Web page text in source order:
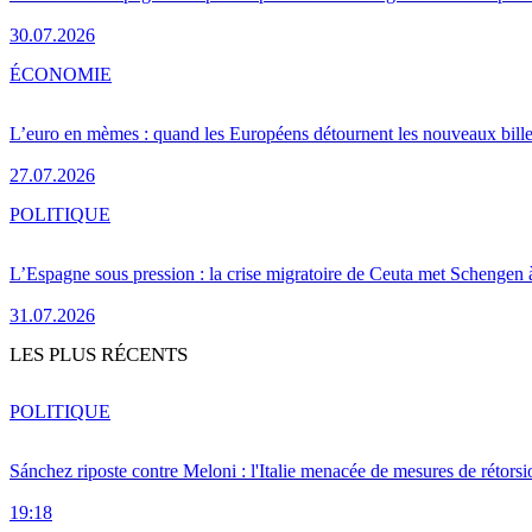
30.07.2026
L’euro en mèmes : quand les Européens détournent les nouveaux
27.07.2026
ÉCONOMIE
L’Espagne sous pression : la crise migratoire de Ceuta met Schengen
31.07.2026
POLITIQUE
LES PLUS RÉCENTS
Sánchez riposte contre Meloni : l'Italie menacée de mesures de
19:18
POLITIQUE